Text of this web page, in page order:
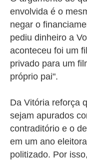
envolvida é o
negar o
pediu dinheiro a
aconteceu foi um
privado para um
próprio pai".
Da Vitória reforça
sejam apurados
contraditório e o
em um ano
politizado. Por